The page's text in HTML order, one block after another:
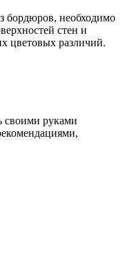
бордюров, необходимо
стен и
цветовых различий.
своими руками